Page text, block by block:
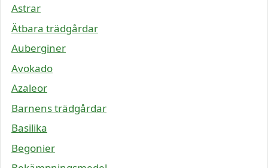
Astrar
Ätbara trädgårdar
Auberginer
Avokado
Azaleor
Barnens trädgårdar
Basilika
Begonier